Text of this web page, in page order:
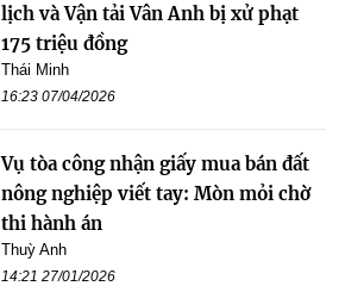
lịch và Vận tải Vân Anh bị xử phạt
175 triệu đồng
Thái Minh
16:23 07/04/2026
Vụ tòa công nhận giấy mua bán đất
nông nghiệp viết tay: Mòn mỏi chờ
thi hành án
Thuỳ Anh
14:21 27/01/2026